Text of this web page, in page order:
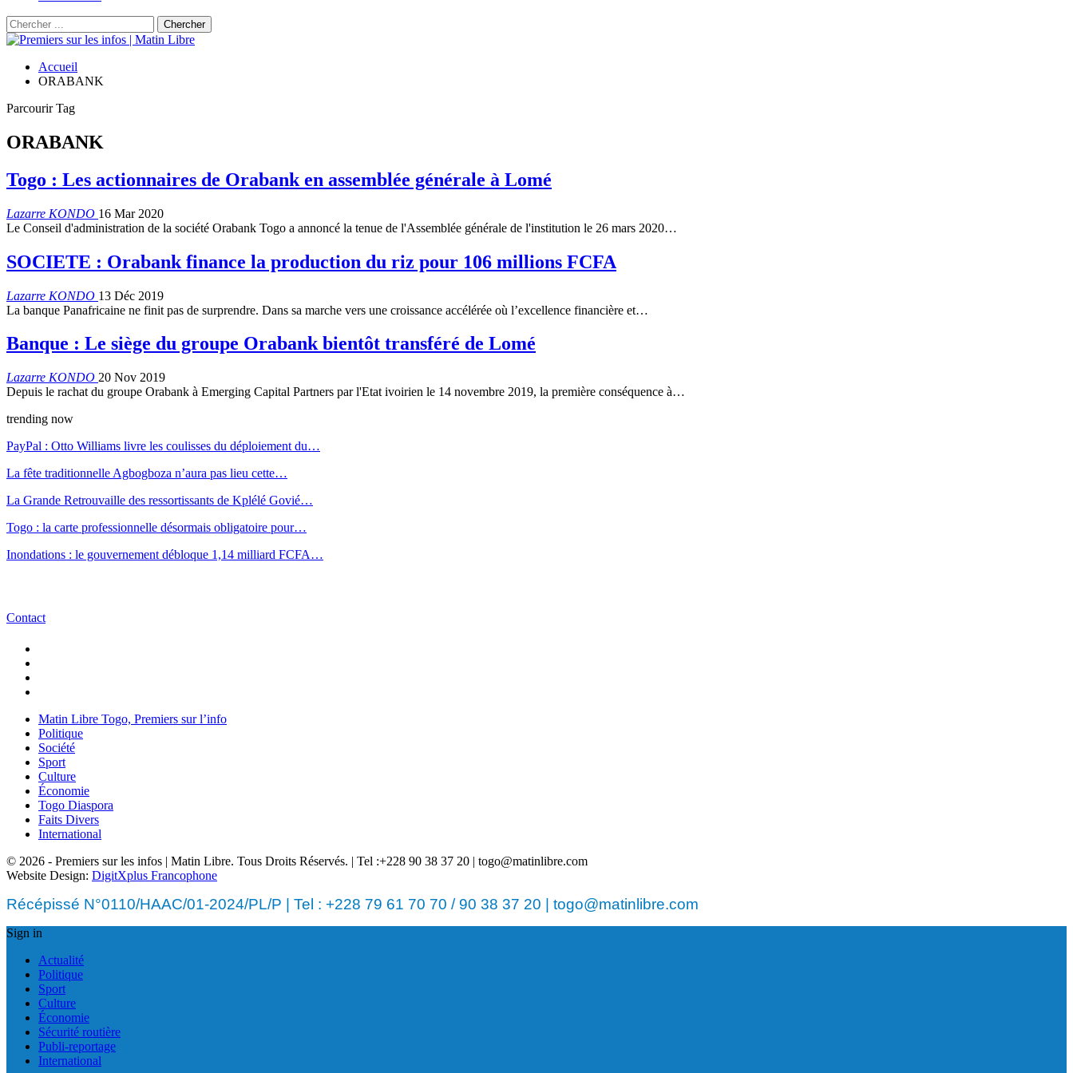
Accueil
ORABANK
Parcourir Tag
ORABANK
Togo : Les actionnaires de Orabank en assemblée générale à Lomé
Lazarre KONDO 16 Mar 2020
Le Conseil d'administration de la société Orabank Togo a annoncé la tenue de l'Assemblée générale de l'institution le 26 mars 2020…
SOCIETE : Orabank finance la production du riz pour 106 millions FCFA
Lazarre KONDO 13 Déc 2019
La banque Panafricaine ne finit pas de surprendre. Dans sa marche vers une croissance accélérée où l’excellence financière et…
Banque : Le siège du groupe Orabank bientôt transféré de Lomé
Lazarre KONDO 20 Nov 2019
Depuis le rachat du groupe Orabank à Emerging Capital Partners par l'Etat ivoirien le 14 novembre 2019, la première conséquence à…
trending now
PayPal : Otto Williams livre les coulisses du déploiement du…
La fête traditionnelle Agbogboza n’aura pas lieu cette…
La Grande Retrouvaille des ressortissants de Kplélé Govié…
Togo : la carte professionnelle désormais obligatoire pour…
Inondations : le gouvernement débloque 1,14 milliard FCFA…
Contact
Matin Libre Togo, Premiers sur l’info
Politique
Société
Sport
Culture
Économie
Togo Diaspora
Faits Divers
International
© 2026 - Premiers sur les infos | Matin Libre. Tous Droits Réservés. | Tel :+228 90 38 37 20 | togo@matinlibre.com
Website Design: DigitXplus Francophone
Récépissé N°0110/HAAC/01-2024/PL/P | Tel : +228 79 61 70 70 / 90 38 37 20 | togo@matinlibre.com
Sign in
Actualité
Politique
Sport
Culture
Économie
Sécurité routière
Publi-reportage
International